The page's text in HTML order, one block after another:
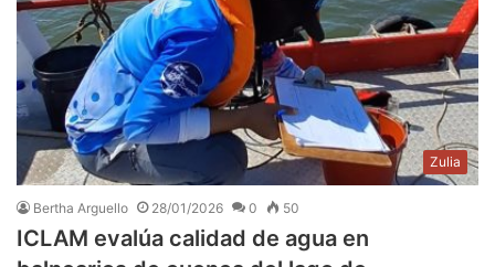
Zulia
Bertha Arguello 28/01/2026 0 50
ICLAM evalúa calidad de agua en